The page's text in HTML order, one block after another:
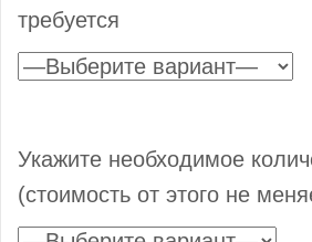
требуется
Укажите необходимое
(стоимость от этого не